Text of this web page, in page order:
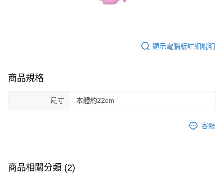
顯示電腦版詳細說明
商品規格
尺寸 本體約22cm
客服
商品相關分類 (2)